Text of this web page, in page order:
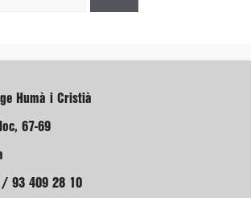
Humà i Cristià
67-69
/ 93 409 28 10